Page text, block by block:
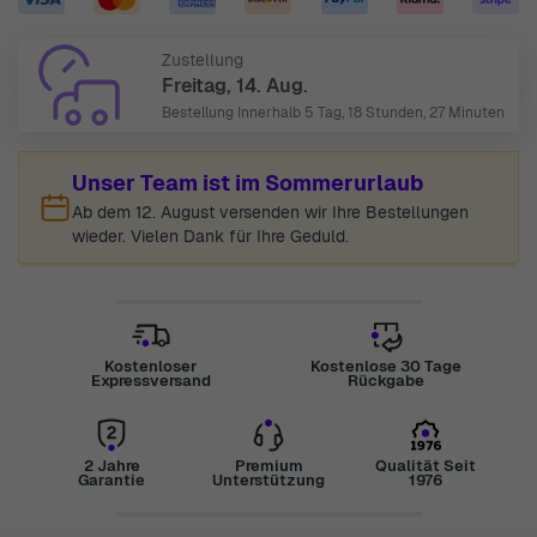
Zustellung
Freitag, 14. Aug.
Bestellung Innerhalb 5 Tag, 18 Stunden, 27 Minuten
Unser Team ist im Sommerurlaub
Ab dem 12. August versenden wir Ihre Bestellungen
wieder. Vielen Dank für Ihre Geduld.
Kostenloser
Expressversand
Kostenlose 30 Tage
Rückgabe
2 Jahre
Garantie
Premium
Unterstützung
Qualität Seit
1976